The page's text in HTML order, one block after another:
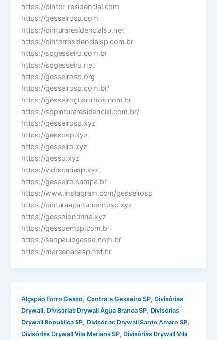
https://pintor-residencial.com
https://gesseirosp.com
https://pinturaresidencialsp.net
https://pintorresidencialsp.com.br
https://spgesseiro.com.br
https://spgesseiro.net
https://gesseirosp.org
https://gesseirosp.com.br/
https://gesseiroguarulhos.com.br
https://sppinturaresidencial.com.br/
https://gesseirosp.xyz
https://gessosp.xyz
https://gesseiro.xyz
https://gesso.xyz
https://vidracariasp.xyz
https://gesseiro.sampa.br
https://www.instagram.com/gesseirosp
https://pinturaapartamentosp.xyz
https://gessolondrina.xyz
https://gessoemsp.com.br
https://saopaulogesso.com.br
https://marcenariasp.net.br
Alçapão Forro Gesso,Contrata Gesseiro SP, Divisórias
Drywall, Divisórias Drywall Água Branca SP, Divisórias
Drywall Republica SP, Divisórias Drywall Santo Amaro SP,
Divisórias Drywall Vila Mariana SP, Divisórias Drywall Vila